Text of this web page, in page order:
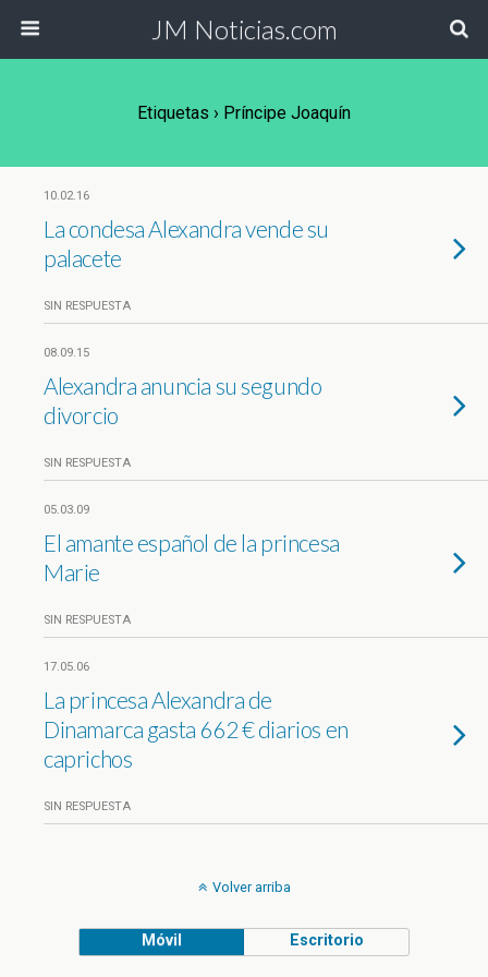
JM Noticias.com
Etiquetas › Príncipe Joaquín
10.02.16
La condesa Alexandra vende su
palacete
SIN RESPUESTA
08.09.15
Alexandra anuncia su segundo
divorcio
SIN RESPUESTA
05.03.09
El amante español de la princesa
Marie
SIN RESPUESTA
17.05.06
La princesa Alexandra de
Dinamarca gasta 662 € diarios en
caprichos
SIN RESPUESTA
Volver arriba
Móvil Escritorio